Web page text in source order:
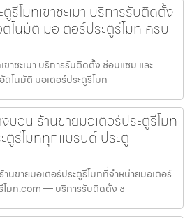
รีโมทเขาชะเมา บริการรับติดตั้ง
โนมัติ มอเตอร์ประตูรีโมท ครบ
าชะเมา บริการรับติดตั้ง ซ่อมแซม และ
ตโนมัติ มอเตอร์ประตูรีโมท
บอน ร้านขายมอเตอร์ประตูรีโมท
ตูรีโมททุกแบรนด์ ประตู
นขายมอเตอร์ประตูรีโมทที่จำหน่ายมอเตอร์
โมท.com — บริการรับติดตั้ง ซ